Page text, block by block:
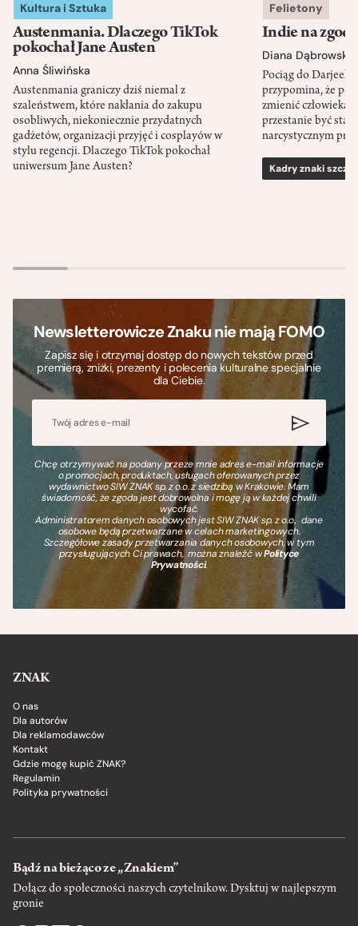
Kultura i Sztuka
Austenmania. Dlaczego TikTok
pokochał Jane Austen
Anna Śliwińska
Austenmania graniczy dziś niemal z
szaleństwem, które nakłania do zakupu
osobliwych, niekoniecznie przydatnych
gadżetów, organizacji przyjęć i cosplayów w
stylu regencji. Dlaczego TikTok pokochał
uniwersum Jane Austen?
Felietony
Indie na
Diana Dąbrowska
Pociąg do
przypomina, że
zmienić człowieka
przestanie być
narcystycznym
Kadry znaki
Newsletterowicze Znaku nie mają FOMO
Zapisz się i otrzymaj dostęp do nowych tekstów przed
premierą, zniżki, prezenty i polecenia kulturalne specjalnie
dla Ciebie.
Chcę otrzymywać na podany przeze mnie adres e-mail informacje
o promocjach, produktach, usługach oferowanych przez
wydawnictwo SIW ZNAK sp. z o.o. z siedzibą w Krakowie. Mam
świadomość, że zgoda jest dobrowolna i mogę ją w każdej chwili
wycofać.
Administratorem danych osobowych jest SIW ZNAK sp. z o.o., dane
osobowe będą przetwarzane w celach marketingowych.
Szczegółowe zasady przetwarzania danych osobowych, w tym
przysługujących Ci prawach, można znaleźć wPolityce
Prywatności.
ZNAK
O nas
Dla autorów
Dla reklamodawców
Kontakt
Gdzie mogę kupić ZNAK?
Regulamin
Polityka prywatności
Bądź na bieżąco ze „Znakiem”
Dołącz do społeczności naszych czytelnikow. Dysktuj w najlepszym
gronie